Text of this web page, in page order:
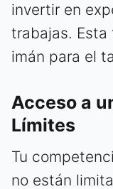
invertir en
trabajas.
imán para el
Acceso a
Límites
Tu
no están